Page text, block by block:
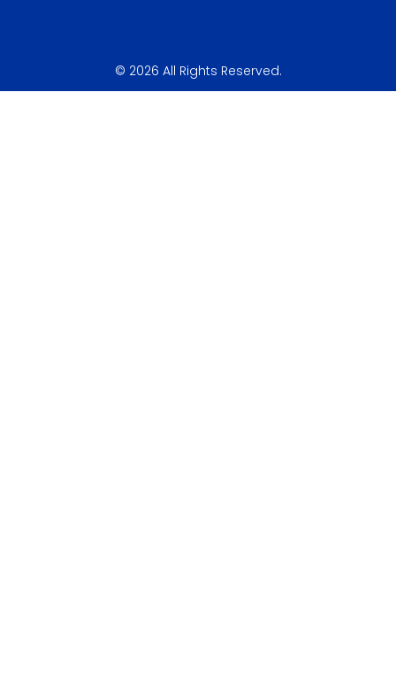
© 2026 All Rights Reserved.